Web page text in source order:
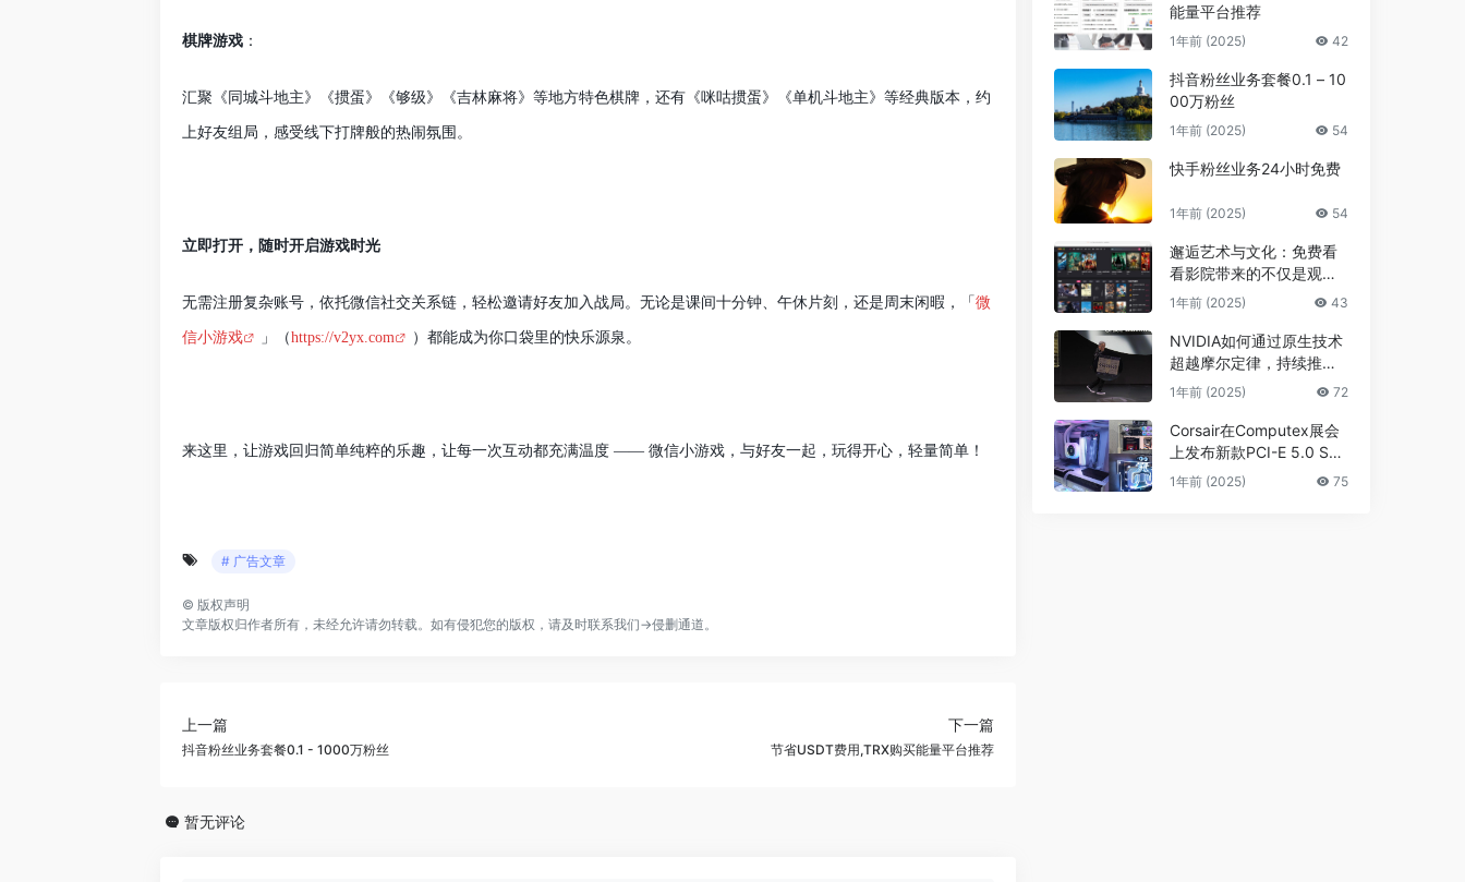
棋牌游戏 ：
汇聚《同城斗地主》《掼蛋》《够级》《吉林麻将》等地方特色棋牌，还有《咪咕掼蛋》《单机斗地主》等经典版本，约
上好友组局，感受线下打牌般的热闹氛围。
立即打开，随时开启游戏时光
无需注册复杂账号，依托微信社交关系链，轻松邀请好友加入战局。无论是课间十分钟、午休片刻，还是周末闲暇，「微
信小游戏 」（https://v2yx.com ）都能成为你口袋里的快乐源泉。
来这里，让游戏回归简单纯粹的乐趣，让每一次互动都充满温度 —— 微信小游戏，与好友一起，玩得开心，轻量简单！
# 广告文章
© 版权声明
文章版权归作者所有，未经允许请勿转载。如有侵犯您的版权，请及时联系我们→侵删通道 。
上一篇
抖音粉丝业务套餐0.1 - 1000万粉丝
下一篇
节省USDT费用,TRX购买能量平台推荐
暂无评论
能量平台推荐
1年前 (2025) 42
抖音粉丝业务套餐0.1 – 10
00万粉丝
1年前 (2025) 54
快手粉丝业务24小时免费
1年前 (2025) 54
邂逅艺术与文化：免费看
看影院带来的不仅是观影
享受，更是精神的共鸣
1年前 (2025) 43
NVIDIA如何通过原生技术
超越摩尔定律，持续推进A
I发展
1年前 (2025) 72
Corsair在Computex展会
上发布新款PCI-E 5.0 SS
D及高性能PC组件
1年前 (2025) 75